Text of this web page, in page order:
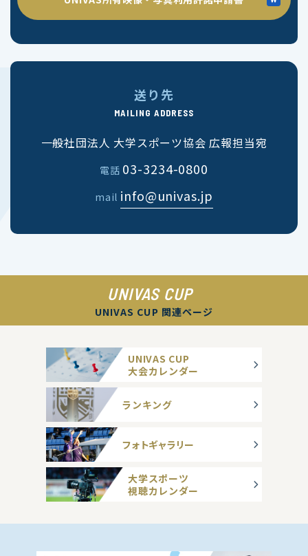
送り先
MAILING ADDRESS
一般社団法人 大学スポーツ協会 広報担当宛
電話 03-3234-0800
mail info@univas.jp
UNIVAS CUP
UNIVAS CUP 関連ページ
UNIVAS CUP
大会カレンダー
ランキング
フォトギャラリー
大学スポーツ
視聴カレンダー